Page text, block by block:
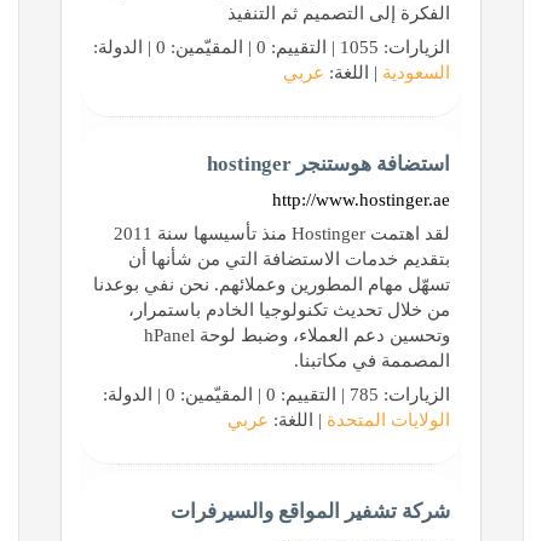
الفكرة إلى التصميم ثم التنفيذ
الزيارات: 1055 | التقييم: 0 | المقيّمين: 0 | الدولة:
السعودية | اللغة: عربي
استضافة هوستنجر hostinger
http://www.hostinger.ae
لقد اهتمت Hostinger منذ تأسيسها سنة 2011
بتقديم خدمات الاستضافة التي من شأنها أن
تسهّل مهام المطورين وعملائهم. نحن نفي بوعدنا
من خلال تحديث تكنولوجيا الخادم باستمرار،
وتحسين دعم العملاء، وضبط لوحة hPanel
المصممة في مكاتبنا.
الزيارات: 785 | التقييم: 0 | المقيّمين: 0 | الدولة:
الولايات المتحدة | اللغة: عربي
شركة تشفير المواقع والسيرفرات